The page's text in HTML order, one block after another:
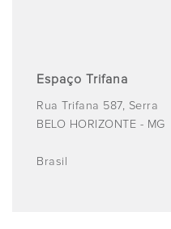
Espaço Trifana
Rua Trifana 587, Serra
BELO HORIZONTE - MG
Brasil